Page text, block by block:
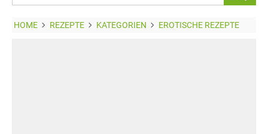
HOME REZEPTE KATEGORIEN EROTISCHE REZEPTE